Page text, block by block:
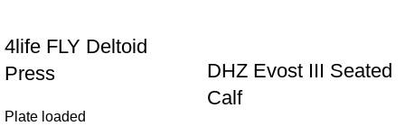
4life FLY Deltoid
Press
Plate loaded
DHZ Evost III Seated
Calf